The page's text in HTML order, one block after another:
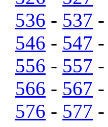
536 - 537 -
546 - 547 -
556 - 557 -
566 - 567 -
576 - 577 -